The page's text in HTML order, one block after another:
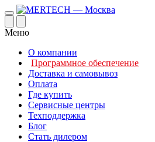
Меню
О компании
Программное обеспечение
Доставка и самовывоз
Оплата
Где купить
Сервисные центры
Техподдержка
Блог
Стать дилером